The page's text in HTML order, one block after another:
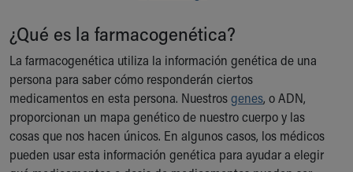
Health Centers
Symptom Checker
Financial Services
Price Estimates
Family Supports
Sports Health Services Provider for Akron Zips
New Parents
Find a Pediatrics Location
¿Qué es la farmacogenética?
La farmacogenética utiliza la información genética de una
persona para saber cómo responderán ciertos
medicamentos en esta persona. Nuestrosgenes, o ADN,
proporcionan un mapa genético de nuestro cuerpo y las
cosas que nos hacen únicos. En algunos casos, los médicos
pueden usar esta información genética para ayudar a elegir